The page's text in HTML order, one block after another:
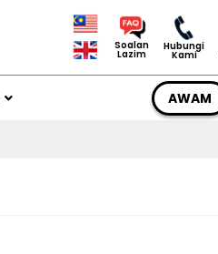
Soalan
Lazim
Hubungi
Kami
AWAM